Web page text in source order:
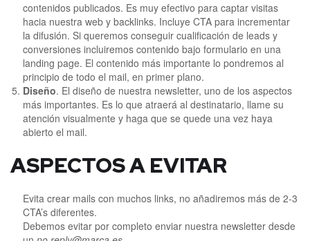
contenidos publicados. Es muy efectivo para captar visitas
hacia nuestra web y backlinks. Incluye CTA para incrementar
la difusión. Si queremos conseguir cualificación de leads y
conversiones incluiremos contenido bajo formulario en una
landing page. El contenido más importante lo pondremos al
principio de todo el mail, en primer plano.
Diseño. El diseño de nuestra newsletter, uno de los aspectos
más importantes. Es lo que atraerá al destinatario, llame su
atención visualmente y haga que se quede una vez haya
abierto el mail.
ASPECTOS A EVITAR
Evita crear mails con muchos links, no añadiremos más de 2-3
CTA’s diferentes.
Debemos evitar por completo enviar nuestra newsletter desde